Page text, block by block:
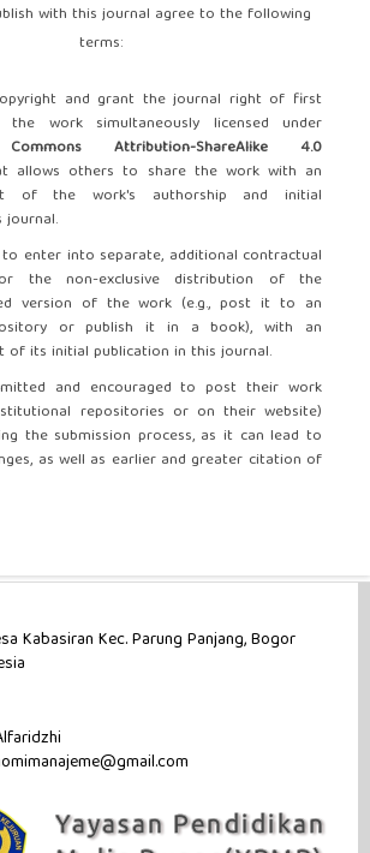
with this journal agree to the following
terms:
and grant the journal right of first
the work simultaneously licensed under
Attribution-ShareAlike 4.0
allows others to share the work with an
of the work's authorship and initial
journal.
enter into separate, additional contractual
the non-exclusive distribution of the
version of the work (e.g., post it to an
or publish it in a book), with an
of its initial publication in this journal.
and encouraged to post their work
repositories or on their website)
the submission process, as it can lead to
as well as earlier and greater citation of
Kabasiran Kec. Parung Panjang, Bogor